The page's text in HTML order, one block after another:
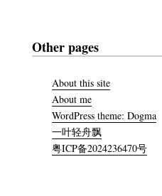
Other pages
About this site
About me
WordPress theme: Dogma
一叶轻舟飘
粤ICP备2024236470号